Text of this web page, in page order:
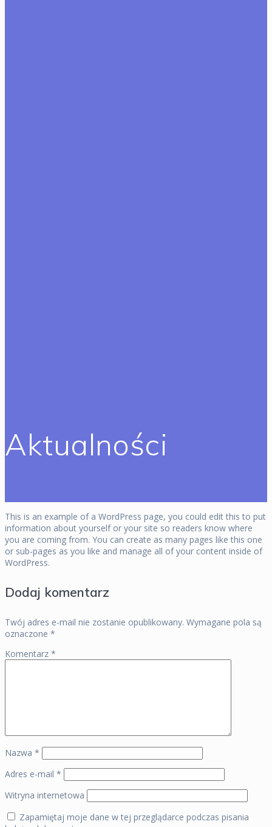
Aktualności
This is an example of a WordPress page, you could edit this to put
information about yourself or your site so readers know where
you are coming from. You can create as many pages like this one
or sub-pages as you like and manage all of your content inside of
WordPress.
Dodaj komentarz
Twój adres e-mail nie zostanie opublikowany. Wymagane pola są
oznaczone *
Komentarz *
Nazwa *
Adres e-mail *
Witryna internetowa
Zapamiętaj moje dane w tej przeglądarce podczas pisania